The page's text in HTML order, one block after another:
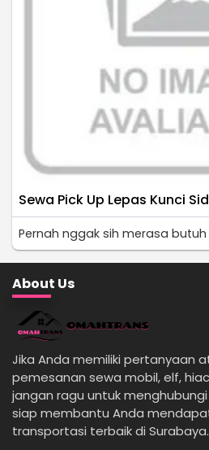
Sewa Pick Up Lepas Kunci
Pernah nggak sih merasa
About Us
Jika Anda memiliki pertanyaan
pemesanan sewa mobil, elf,
jangan ragu untuk
siap membantu Anda
transportasi terbaik di Surabaya.